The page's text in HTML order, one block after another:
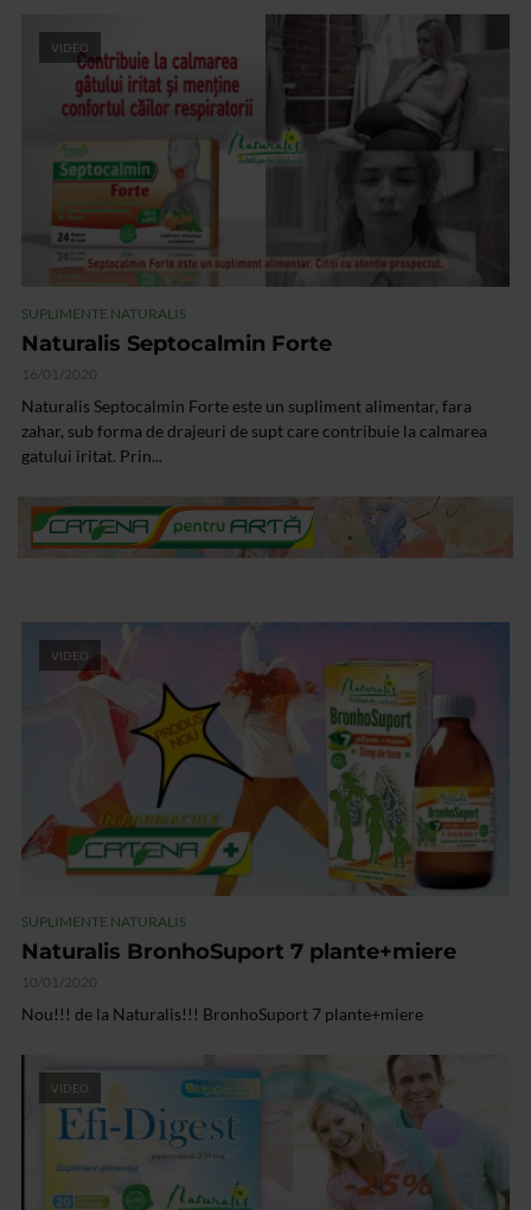
VIDEO
SUPLIMENTE NATURALIS
Naturalis Septocalmin Forte
16/01/2020
Naturalis Septocalmin Forte este un supliment alimentar, fara
zahar, sub forma de drajeuri de supt care contribuie la calmarea
gatului iritat. Prin...
VIDEO
SUPLIMENTE NATURALIS
Naturalis BronhoSuport 7 plante+miere
10/01/2020
Nou!!! de la Naturalis!!! BronhoSuport 7 plante+miere
VIDEO